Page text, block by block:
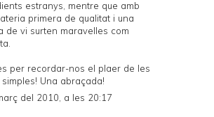
estranys, mentre que amb
primera de qualitat i una
de vi surten maravelles com
per recordar-nos el plaer de les
Una abraçada!
del 2010, a les 20:17